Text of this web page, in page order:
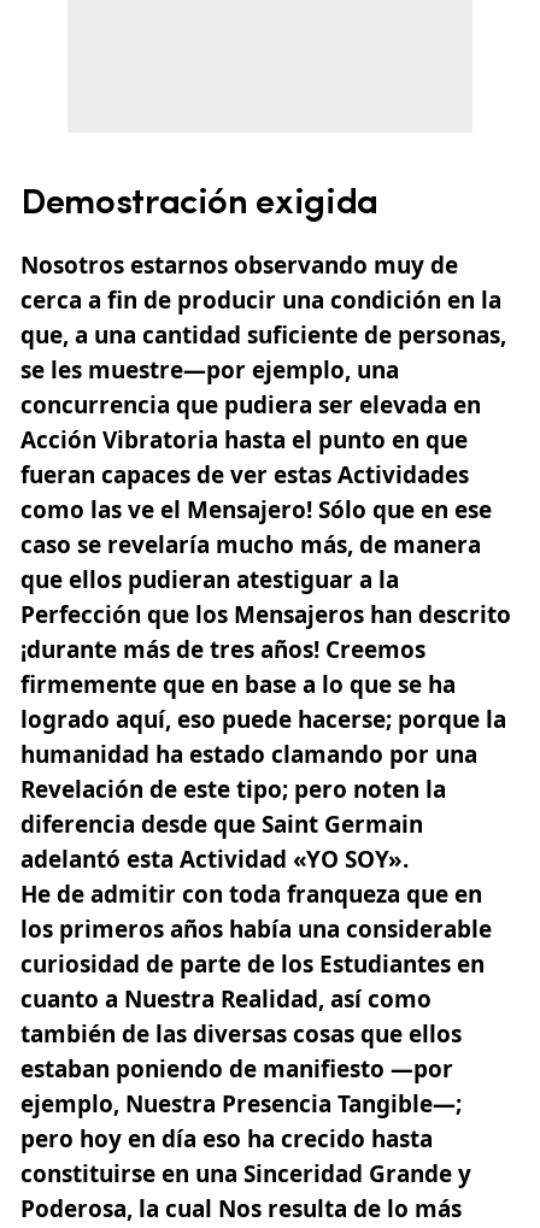
Demostración exigida
Nosotros estarnos observando muy de
cerca a fin de producir una condición en la
que, a una cantidad suficiente de personas,
se les muestre—por ejemplo, una
concurrencia que pudiera ser elevada en
Acción Vibratoria hasta el punto en que
fueran capaces de ver estas Actividades
como las ve el Mensajero! Sólo que en ese
caso se revelaría mucho más, de manera
que ellos pudieran atestiguar a la
Perfección que los Mensajeros han descrito
¡durante más de tres años! Creemos
firmemente que en base a lo que se ha
logrado aquí, eso puede hacerse; porque la
humanidad ha estado clamando por una
Revelación de este tipo; pero noten la
diferencia desde que Saint Germain
adelantó esta Actividad «YO SOY».
He de admitir con toda franqueza que en
los primeros años había una considerable
curiosidad de parte de los Estudiantes en
cuanto a Nuestra Realidad, así como
también de las diversas cosas que ellos
estaban poniendo de manifiesto —por
ejemplo, Nuestra Presencia Tangible—;
pero hoy en día eso ha crecido hasta
constituirse en una Sinceridad Grande y
Poderosa, la cual Nos resulta de lo más